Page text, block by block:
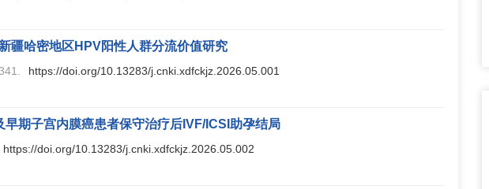
疆哈密地区HPV阳性人群分流价值研究
https://doi.org/10.13283/j.cnki.xdfckjz.2026.05.001
早期子宫内膜癌患者保守治疗后IVF/ICSI助孕结局
https://doi.org/10.13283/j.cnki.xdfckjz.2026.05.002